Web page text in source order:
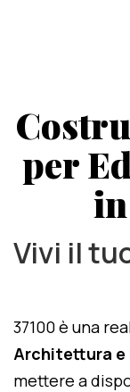
per
Vivi il
37100 è una
Architettura e
mettere a